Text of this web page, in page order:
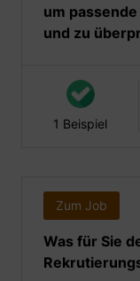
um
und zu
1 Beispiel
Zum Job
Was für Sie